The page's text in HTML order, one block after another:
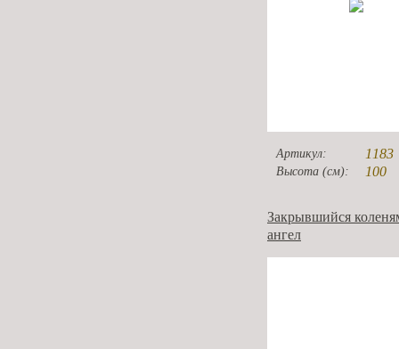
Артикул: 1183
Высота (см): 100
Закрывшийся
ангел